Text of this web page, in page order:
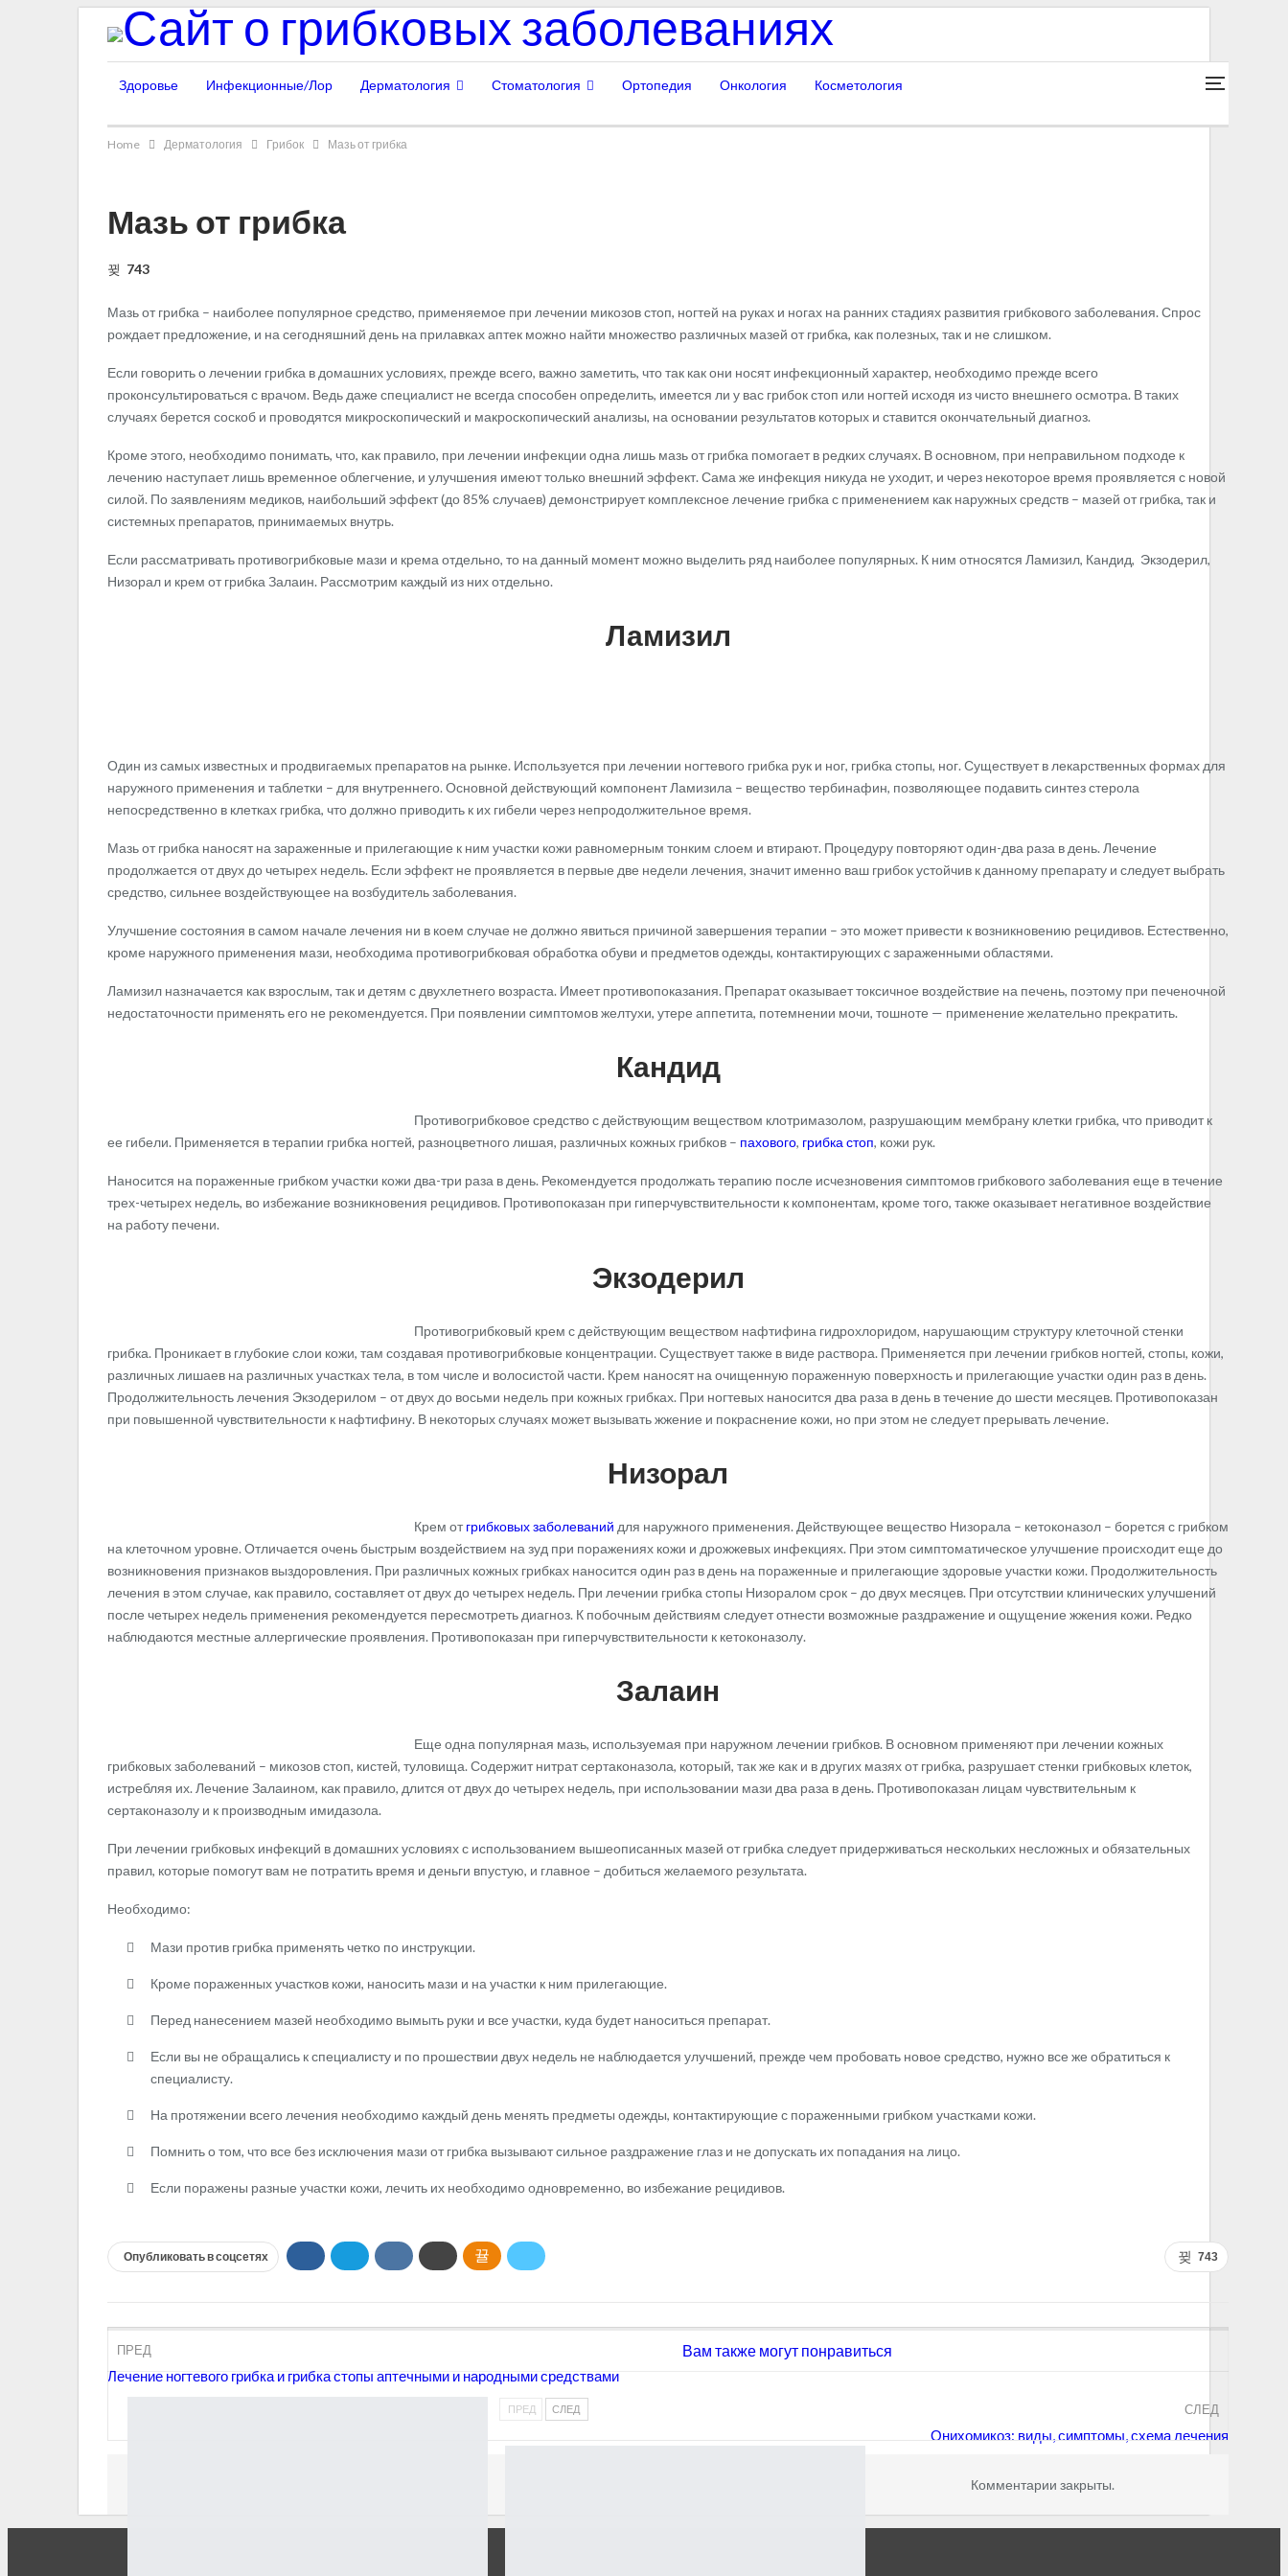
Здоровье Инфекционные/Лор Дерматология Стоматология Ортопедия Онкология Косметология
Home Дерматология Грибок Мазь от грибка
Мазь от грибка
743
Мазь от грибка – наиболее популярное средство, применяемое при лечении микозов стоп, ногтей на руках и ногах на ранних стадиях развития грибкового заболевания. Спрос
рождает предложение, и на сегодняшний день на прилавках аптек можно найти множество различных мазей от грибка, как полезных, так и не слишком.
Если говорить о лечении грибка в домашних условиях, прежде всего, важно заметить, что так как они носят инфекционный характер, необходимо прежде всего
проконсультироваться с врачом. Ведь даже специалист не всегда способен определить, имеется ли у вас грибок стоп или ногтей исходя из чисто внешнего осмотра. В таких
случаях берется соскоб и проводятся микроскопический и макроскопический анализы, на основании результатов которых и ставится окончательный диагноз.
Кроме этого, необходимо понимать, что, как правило, при лечении инфекции одна лишь мазь от грибка помогает в редких случаях. В основном, при неправильном подходе к
лечению наступает лишь временное облегчение, и улучшения имеют только внешний эффект. Сама же инфекция никуда не уходит, и через некоторое время проявляется с новой
силой. По заявлениям медиков, наибольший эффект (до 85% случаев) демонстрирует комплексное лечение грибка с применением как наружных средств – мазей от грибка, так и
системных препаратов, принимаемых внутрь.
Если рассматривать противогрибковые мази и крема отдельно, то на данный момент можно выделить ряд наиболее популярных. К ним относятся Ламизил, Кандид, Экзодерил,
Низорал и крем от грибка Залаин. Рассмотрим каждый из них отдельно.
Ламизил
Один из самых известных и продвигаемых препаратов на рынке. Используется при лечении ногтевого грибка рук и ног, грибка стопы, ног. Существует в лекарственных формах для
наружного применения и таблетки – для внутреннего. Основной действующий компонент Ламизила – вещество тербинафин, позволяющее подавить синтез стерола
непосредственно в клетках грибка, что должно приводить к их гибели через непродолжительное время.
Мазь от грибка наносят на зараженные и прилегающие к ним участки кожи равномерным тонким слоем и втирают. Процедуру повторяют один-два раза в день. Лечение
продолжается от двух до четырех недель. Если эффект не проявляется в первые две недели лечения, значит именно ваш грибок устойчив к данному препарату и следует выбрать
средство, сильнее воздействующее на возбудитель заболевания.
Улучшение состояния в самом начале лечения ни в коем случае не должно явиться причиной завершения терапии – это может привести к возникновению рецидивов. Естественно,
кроме наружного применения мази, необходима противогрибковая обработка обуви и предметов одежды, контактирующих с зараженными областями.
Ламизил назначается как взрослым, так и детям с двухлетнего возраста. Имеет противопоказания. Препарат оказывает токсичное воздействие на печень, поэтому при печеночной
недостаточности применять его не рекомендуется. При появлении симптомов желтухи, утере аппетита, потемнении мочи, тошноте — применение желательно прекратить.
Кандид
Противогрибковое средство с действующим веществом клотримазолом, разрушающим мембрану клетки грибка, что приводит к
ее гибели. Применяется в терапии грибка ногтей, разноцветного лишая, различных кожных грибков – пахового, грибка стоп, кожи рук.
Наносится на пораженные грибком участки кожи два-три раза в день. Рекомендуется продолжать терапию после исчезновения симптомов грибкового заболевания еще в течение
трех-четырех недель, во избежание возникновения рецидивов. Противопоказан при гиперчувствительности к компонентам, кроме того, также оказывает негативное воздействие
на работу печени.
Экзодерил
Противогрибковый крем с действующим веществом нафтифина гидрохлоридом, нарушающим структуру клеточной стенки
грибка. Проникает в глубокие слои кожи, там создавая противогрибковые концентрации. Существует также в виде раствора. Применяется при лечении грибков ногтей, стопы, кожи,
различных лишаев на различных участках тела, в том числе и волосистой части. Крем наносят на очищенную пораженную поверхность и прилегающие участки один раз в день.
Продолжительность лечения Экзодерилом – от двух до восьми недель при кожных грибках. При ногтевых наносится два раза в день в течение до шести месяцев. Противопоказан
при повышенной чувствительности к нафтифину. В некоторых случаях может вызывать жжение и покраснение кожи, но при этом не следует прерывать лечение.
Низорал
Крем отгрибковых заболеваний для наружного применения. Действующее вещество Низорала – кетоконазол – борется с грибком
на клеточном уровне. Отличается очень быстрым воздействием на зуд при поражениях кожи и дрожжевых инфекциях. При этом симптоматическое улучшение происходит еще до
возникновения признаков выздоровления. При различных кожных грибках наносится один раз в день на пораженные и прилегающие здоровые участки кожи. Продолжительность
лечения в этом случае, как правило, составляет от двух до четырех недель. При лечении грибка стопы Низоралом срок – до двух месяцев. При отсутствии клинических улучшений
после четырех недель применения рекомендуется пересмотреть диагноз. К побочным действиям следует отнести возможные раздражение и ощущение жжения кожи. Редко
наблюдаются местные аллергические проявления. Противопоказан при гиперчувствительности к кетоконазолу.
Залаин
Еще одна популярная мазь, используемая при наружном лечении грибков. В основном применяют при лечении кожных
грибковых заболеваний – микозов стоп, кистей, туловища. Содержит нитрат сертаконазола, который, так же как и в других мазях от грибка, разрушает стенки грибковых клеток,
истребляя их. Лечение Залаином, как правило, длится от двух до четырех недель, при использовании мази два раза в день. Противопоказан лицам чувствительным к
сертаконазолу и к производным имидазола.
При лечении грибковых инфекций в домашних условиях с использованием вышеописанных мазей от грибка следует придерживаться нескольких несложных и обязательных
правил, которые помогут вам не потратить время и деньги впустую, и главное – добиться желаемого результата.
Необходимо:
Мази против грибка применять четко по инструкции.
Кроме пораженных участков кожи, наносить мази и на участки к ним прилегающие.
Перед нанесением мазей необходимо вымыть руки и все участки, куда будет наноситься препарат.
Если вы не обращались к специалисту и по прошествии двух недель не наблюдается улучшений, прежде чем пробовать новое средство, нужно все же обратиться к
специалисту.
На протяжении всего лечения необходимо каждый день менять предметы одежды, контактирующие с пораженными грибком участками кожи.
Помнить о том, что все без исключения мази от грибка вызывают сильное раздражение глаз и не допускать их попадания на лицо.
Если поражены разные участки кожи, лечить их необходимо одновременно, во избежание рецидивов.
743
Опубликовать в соцсетях
ПРЕД
Лечение ногтевого грибка и грибка стопы аптечными и народными средствами
СЛЕД
Онихомикоз: виды, симптомы, схема лечения
Вам также могут понравиться
ПРЕД СЛЕД
Комментарии закрыты.